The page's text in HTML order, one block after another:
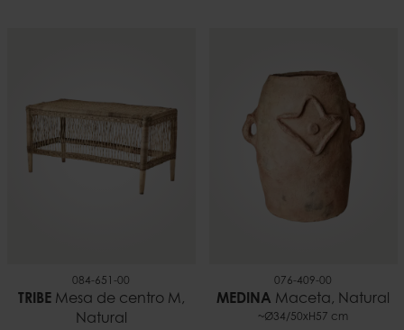
084-651-00
TRIBEMesa de centro M,
Natural
076-409-00
MEDINA Maceta, Natural
~Ø34/50xH57 cm